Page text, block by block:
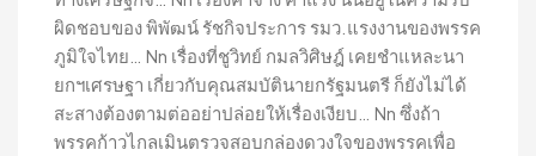
ผิดชอบของ พิพัฒน์ รัชกิจประการ รมว.แรงงานของพรรค
ภูมิใจไทย… Nn เรื่องที่ชูวิทย์ กมลวิศิษฎ์ เคยชำแหละนา
ยกฯเศรษฐา เกี่ยวกับคุณสมบัตินายกรัฐมนตรี ก็ยังไม่ได้
สะสางต้องตามต่ออย่าปล่อยให้เรื่องเงียบ… Nn ซึ่งถ้า
พรรคก้าวไกลเมินตรวจสอบกล่องดวงใจของพรรคเพื่อ